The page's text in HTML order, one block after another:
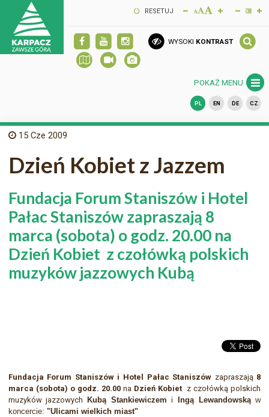
RESETUJ
WYSOKI KONTRAST
POKAŻ MENU
PL EN DE CZ
15 Cze 2009
Dzień Kobiet z Jazzem
Fundacja Forum Staniszów i Hotel
Pałac Staniszów zapraszają 8
marca (sobota) o godz. 20.00 na
Dzień Kobiet z czołówką polskich
muzyków jazzowych Kubą
Fundacja Forum Staniszów i Hotel Pałac Staniszów zapraszają 8
marca (sobota) o godz. 20.00na Dzień Kobiet z czołówką polskich
muzyków jazzowych
Kubą Stankiewiczem i Ingą Lewandowskąw
koncercie: "Ulicami wielkich miast"